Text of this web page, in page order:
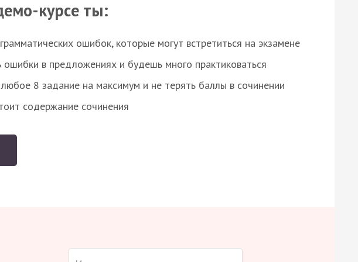
курсе ты:
ошибок, которые могут встретиться на экзамене
в предложениях и будешь много практиковаться
8 задание на максимум и не терять баллы в сочинении
содержание сочинения